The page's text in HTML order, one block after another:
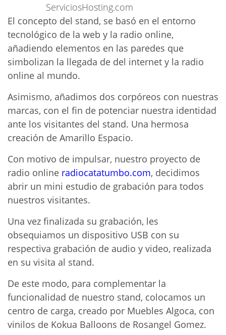
ServiciosHosting.com
El concepto del stand, se basó en el entorno
tecnológico de la web y la radio online,
añadiendo elementos en las paredes que
simbolizan la llegada de del internet y la radio
online al mundo.
Asimismo, añadimos dos corpóreos con nuestras
marcas, con el fin de potenciar nuestra identidad
ante los visitantes del stand. Una hermosa
creación de Amarillo Espacio.
Con motivo de impulsar, nuestro proyecto de
radio online radiocatatumbo.com, decidimos
abrir un mini estudio de grabación para todos
nuestros visitantes.
Una vez finalizada su grabación, les
obsequiamos un dispositivo USB con su
respectiva grabación de audio y video, realizada
en su visita al stand.
De este modo, para complementar la
funcionalidad de nuestro stand, colocamos un
centro de carga, creado por Muebles Algoca, con
vinilos de Kokua Balloons de Rosangel Gomez.